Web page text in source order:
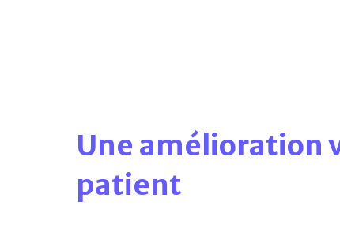
Une amélioration
patient